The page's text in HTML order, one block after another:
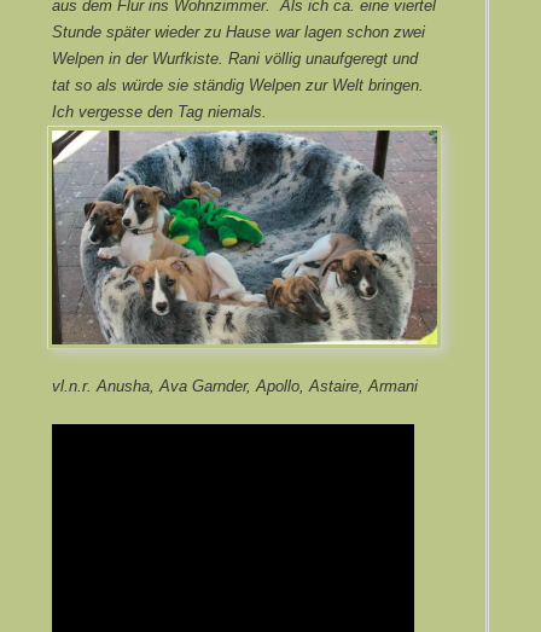
aus dem Flur ins Wohnzimmer. Als ich ca. eine viertel
Stunde später wieder zu Hause war lagen schon zwei
Welpen in der Wurfkiste. Rani völlig unaufgeregt und
tat so als würde sie ständig Welpen zur Welt bringen.
Ich vergesse den Tag niemals.
vl.n.r. Anusha, Ava Garnder, Apollo, Astaire, Armani